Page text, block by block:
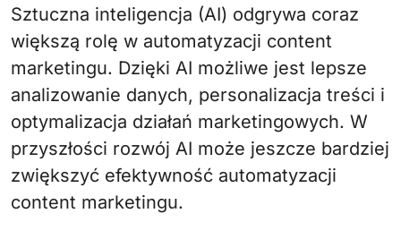
Sztuczna inteligencja (AI) odgrywa coraz
większą rolę w automatyzacji content
marketingu. Dzięki AI możliwe jest lepsze
analizowanie danych, personalizacja treści i
optymalizacja działań marketingowych. W
przyszłości rozwój AI może jeszcze bardziej
zwiększyć efektywność automatyzacji
content marketingu.